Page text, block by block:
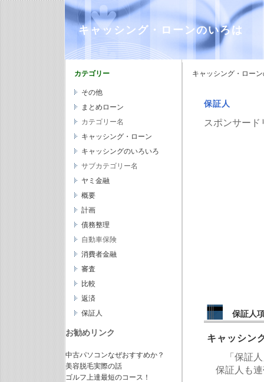
キャッシング・ローンのいろは
キャッシング・ロー
保証人
スポンサード
保証人
キャッシン
「保証人
保証人も
カテゴリー
その他
まとめローン
カテゴリー名
キャッシング・ローン
キャッシングのいろいろ
サブカテゴリー名
ヤミ金融
概要
計画
債務整理
自動車保険
消費者金融
審査
比較
返済
保証人
お勧めリンク
中古パソコンなぜおすすめか？
美容脱毛実際の話
ゴルフ上達最短のコース！